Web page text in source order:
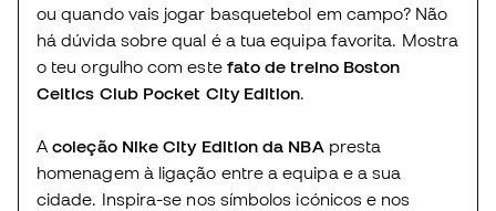
ou quando vais jogar basquetebol em campo? Não
há dúvida sobre qual é a tua equipa favorita. Mostra
o teu orgulho com este fato de treino Boston
Celtics Club Pocket City Edition.
Acoleção Nike City Edition da NBA presta
homenagem à ligação entre a equipa e a sua
cidade. Inspira-se nos símbolos icónicos e nos